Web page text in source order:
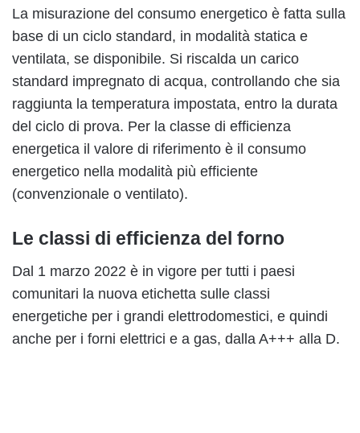
La misurazione del consumo energetico è fatta sulla
base di un ciclo standard, in modalità statica e
ventilata, se disponibile. Si riscalda un carico
standard impregnato di acqua, controllando che sia
raggiunta la temperatura impostata, entro la durata
del ciclo di prova. Per la classe di efficienza
energetica il valore di riferimento è il consumo
energetico nella modalità più efficiente
(convenzionale o ventilato).
Le classi di efficienza del forno
Dal 1 marzo 2022 è in vigore per tutti i paesi
comunitari la nuova etichetta sulle classi
energetiche per i grandi elettrodomestici, e quindi
anche per i forni elettrici e a gas, dalla A+++ alla D.